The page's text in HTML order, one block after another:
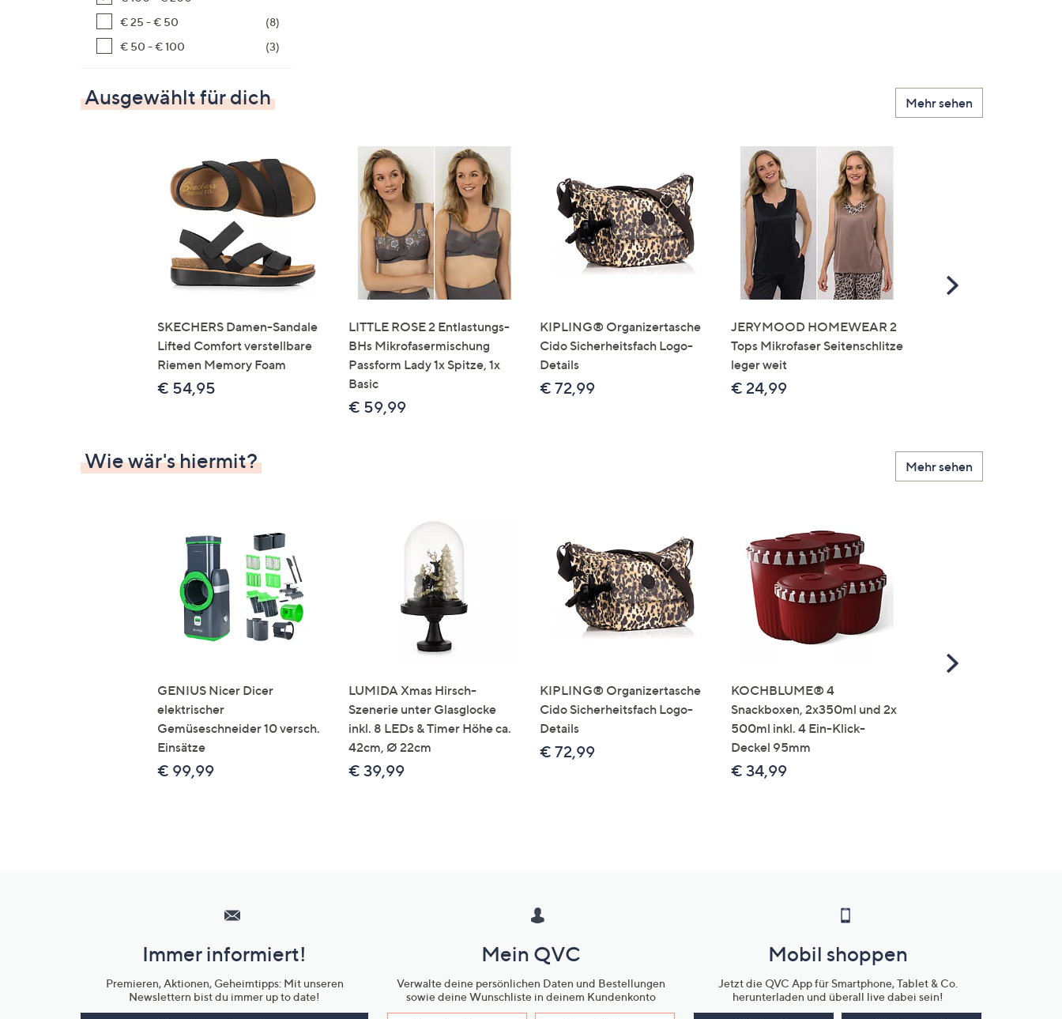
€ 25 - € 50
(8)
€ 50 - € 100
(3)
Ausgewählt für dich Mehr sehen
SKECHERS Damen-Sandale
Lifted Comfort verstellbare
Riemen Memory Foam
€ 54,95
LITTLE ROSE 2 Entlastungs-
BHs Mikrofasermischung
Passform Lady 1x Spitze, 1x
Basic
€ 59,99
KIPLING® Organizertasche
Cido Sicherheitsfach Logo-
Details
€ 72,99
JERYMOOD HOMEWEAR 2
Tops Mikrofaser Seitenschlitze
leger weit
€ 24,99
Scroll
Wie wär's hiermit? Mehr sehen
GENIUS Nicer Dicer
elektrischer
Gemüseschneider 10 versch.
Einsätze
€ 99,99
LUMIDA Xmas Hirsch-
Szenerie unter Glasglocke
inkl. 8 LEDs & Timer Höhe ca.
42cm, Ø 22cm
€ 39,99
KIPLING® Organizertasche
Cido Sicherheitsfach Logo-
Details
€ 72,99
KOCHBLUME® 4
Snackboxen, 2x350ml und 2x
500ml inkl. 4 Ein-Klick-
Deckel 95mm
€ 34,99
Scroll
Unternehmensinformationen
Immer informiert!
Premieren, Aktionen, Geheimtipps: Mit unseren
Newslettern bist du immer up to date!
Mein QVC
Verwalte deine persönlichen Daten und Bestellungen
sowie deine Wunschliste in deinem Kundenkonto
Mobil shoppen
Jetzt die QVC App für Smartphone, Tablet & Co.
herunterladen und überall live dabei sein!